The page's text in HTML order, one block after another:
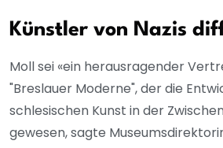
Künstler von Nazis
Moll sei «ein herausragender
"Breslauer Moderne", der die
schlesischen Kunst in der
gewesen, sagte